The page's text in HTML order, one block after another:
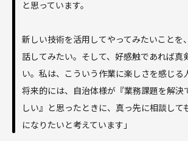
と思っています。
新しい技術を活用してやってみたいことを
話してみたい。そして、好感触であれば真
い。私は、こういう作業に楽しさを感じる
将来的には、自治体様が『業務課題を解決
しい』と思ったときに、真っ先に相談して
になりたいと考えています」